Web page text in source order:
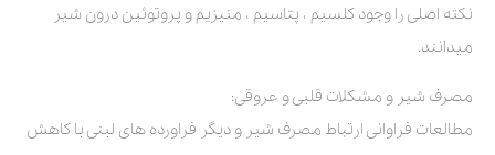
نکته اصلی را وجود کلسیم ، پتاسیم ، منیزیم و پروتوئین درون شیر
میدانند.
مصرف شیر و مشکلات قلبی و عروقی:
مطالعات فراوانی ارتباط مصرف شیر و دیگر فراورده های لبنی با کاهش